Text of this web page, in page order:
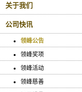
关于我们
公司快讯
领峰公告
领峰奖项
领峰活动
领峰慈善